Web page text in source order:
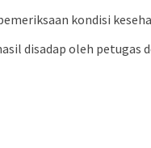
kondisi
disadap oleh petugas